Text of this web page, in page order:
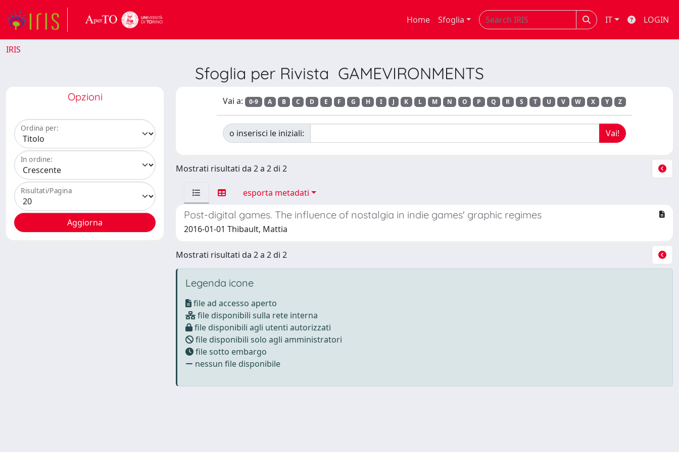
Home Sfoglia IT LOGIN
IRIS
Sfoglia per Rivista GAMEVIRONMENTS
Opzioni
Ordina per:
In ordine:
Risultati/Pagina
Vai a: 0-9 A B C D E F G H I J K L M N O P Q R S T U V W X Y Z
o inserisci le iniziali:
Mostrati risultati da 2 a 2 di 2
esporta metadati
Post-digital games. The influence of nostalgia in indie games' graphic regimes
2016-01-01 Thibault, Mattia
Mostrati risultati da 2 a 2 di 2
Legenda icone
file ad accesso aperto
file disponibili sulla rete interna
file disponibili agli utenti autorizzati
file disponibili solo agli amministratori
file sotto embargo
nessun file disponibile